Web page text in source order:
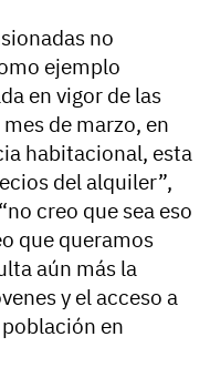
no
ejemplo
en vigor de las
de marzo, en
habitacional, esta
del alquiler”,
creo que sea eso
que queramos
aún más la
y el acceso a
en